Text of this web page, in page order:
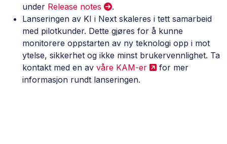
under Release notes
.
Lanseringen av KI i Next skaleres i tett samarbeid
med pilotkunder. Dette gjøres for å kunne
monitorere oppstarten av ny teknologi opp i mot
ytelse, sikkerhet og ikke minst brukervennlighet. Ta
kontakt med en av våre KAM-er
for mer
informasjon rundt lanseringen.